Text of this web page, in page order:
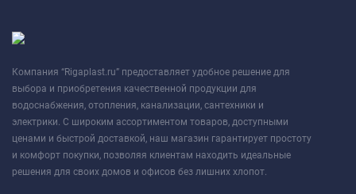
Компания “Rigaplast.ru” предоставляет удобное решение для
выбора и приобретения качественной продукции для
водоснабжения, отопления, канализации, сантехники и
электрики. С широким ассортиментом товаров, доступными
ценами и быстрой доставкой, наш магазин гарантирует простоту
и комфорт покупки, позволяя клиентам находить идеальные
решения для своих домов и офисов без лишних хлопот.